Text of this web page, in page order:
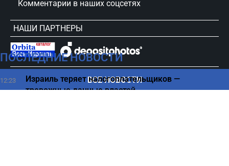
ПОСЛЕДНИЕ НОВОСТИ
12:23
Израиль теряет налогоплательщиков —
тревожные данные властей
ВСЕ НОВОСТИ
Комментарии в наших соцсетях
НАШИ ПАРТНЕРЫ
сursorinfo.co.il © Все права защищены